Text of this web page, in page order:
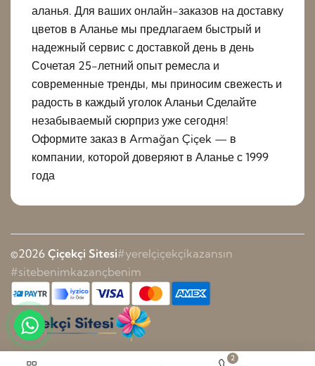
аланья. Для ваших онлайн-заказов на доставку
цветов в Аланье мы предлагаем быстрый и
надежный сервис с доставкой день в день
Сочетая 25-летний опыт ремесла и
современные тренды, мы приносим свежесть и
радость в каждый уголок Аланьи Сделайте
незабываемый сюрприз уже сегодня!
Оформите заказ в Armağan Çiçek — в
компании, которой доверяют в Аланье с 1999
года
©2026 Çiçekçi Sitesi#yerelçiçekçikazansın
#sitebenimkazançbenim
2